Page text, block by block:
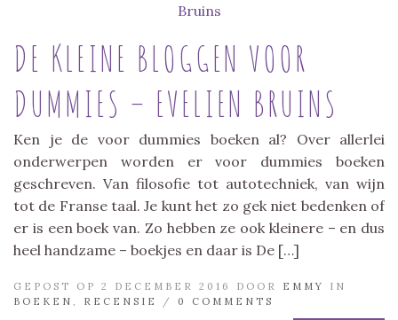
DE KLEINE BLOGGEN VOOR
DUMMIES – EVELIEN BRUINS
Ken je de voor dummies boeken al? Over allerlei
onderwerpen worden er voor dummies boeken
geschreven. Van filosofie tot autotechniek, van wijn
tot de Franse taal. Je kunt het zo gek niet bedenken of
er is een boek van. Zo hebben ze ook kleinere – en dus
heel handzame – boekjes en daar is De […]
GEPOST OP 2 DECEMBER 2016 DOOR EMMY
IN
BOEKEN
RECENSIE / 0 COMMENTS